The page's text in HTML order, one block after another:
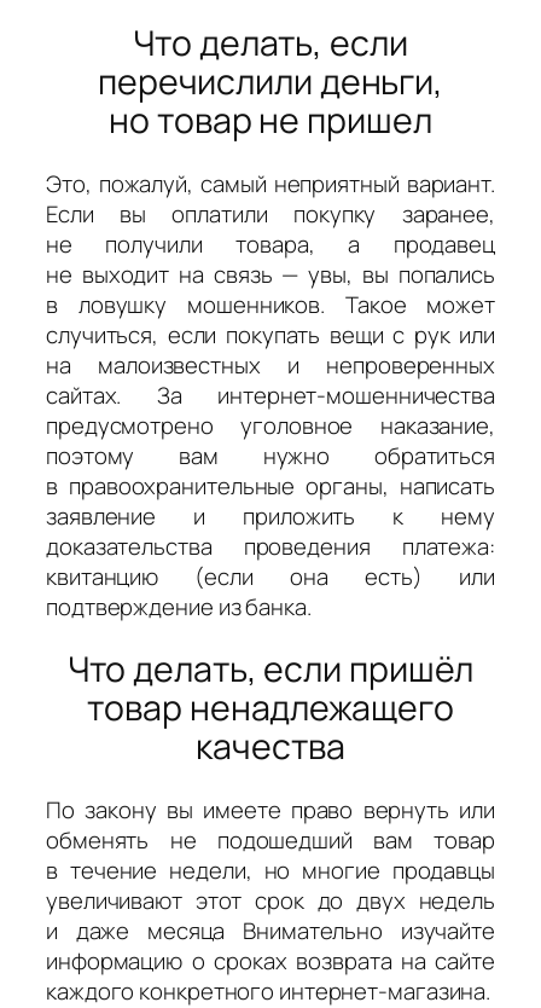
Что делать, если
перечислили деньги,
но товар не пришел
Это, пожалуй, самый неприятный вариант.
Если вы оплатили покупку заранее,
не получили товара, а продавец
не выходит на связь — увы, вы попались
в ловушку мошенников. Такое может
случиться, если покупать вещи с рук или
на малоизвестных и непроверенных
сайтах. За интернет-мошенничества
предусмотрено уголовное наказание,
поэтому вам нужно обратиться
в правоохранительные органы, написать
заявление и приложить к нему
доказательства проведения платежа:
квитанцию (если она есть) или
подтверждение из банка.
Что делать, если пришёл
товар ненадлежащего
качества
По закону вы имеете право вернуть или
обменять не подошедший вам товар
в течение недели, но многие продавцы
увеличивают этот срок до двух недель
и даже месяца Внимательно изучайте
информацию о сроках возврата на сайте
каждого конкретного интернет-магазина.